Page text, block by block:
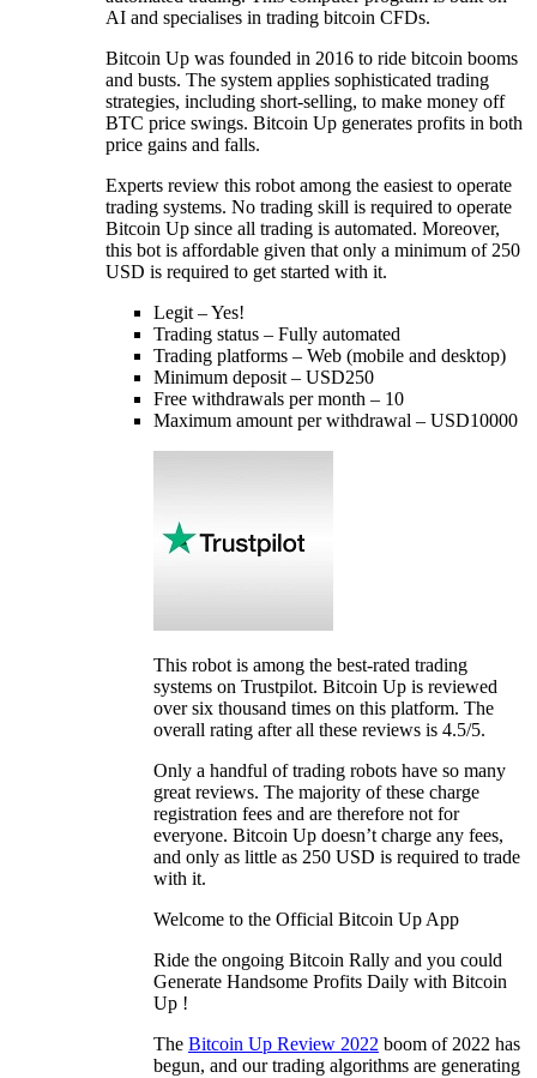
AI and specialises in trading bitcoin CFDs.
Bitcoin Up was founded in 2016 to ride bitcoin booms
and busts. The system applies sophisticated trading
strategies, including short-selling, to make money off
BTC price swings. Bitcoin Up generates profits in both
price gains and falls.
Experts review this robot among the easiest to operate
trading systems. No trading skill is required to operate
Bitcoin Up since all trading is automated. Moreover,
this bot is affordable given that only a minimum of 250
USD is required to get started with it.
Legit – Yes!
Trading status – Fully automated
Trading platforms – Web (mobile and desktop)
Minimum deposit – USD250
Free withdrawals per month – 10
Maximum amount per withdrawal – USD10000
This robot is among the best-rated trading
systems on Trustpilot. Bitcoin Up is reviewed
over six thousand times on this platform. The
overall rating after all these reviews is 4.5/5.
Only a handful of trading robots have so many
great reviews. The majority of these charge
registration fees and are therefore not for
everyone. Bitcoin Up doesn’t charge any fees,
and only as little as 250 USD is required to trade
with it.
Welcome to the Official Bitcoin Up App
Ride the ongoing Bitcoin Rally and you could
Generate Handsome Profits Daily with Bitcoin
Up !
The Bitcoin Up Review 2022 boom of 2022 has
begun, and our trading algorithms are generating